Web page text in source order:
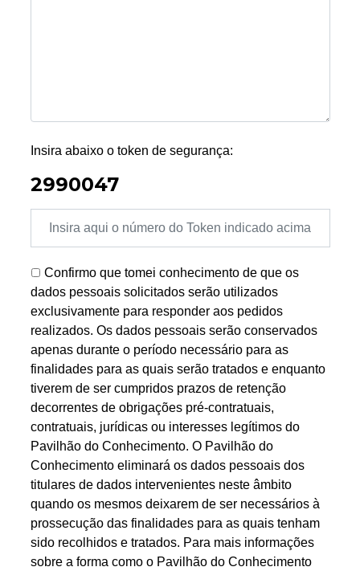
Insira abaixo o token de segurança:
2990047
Confirmo que tomei conhecimento de que os
dados pessoais solicitados serão utilizados
exclusivamente para responder aos pedidos
realizados. Os dados pessoais serão conservados
apenas durante o período necessário para as
finalidades para as quais serão tratados e enquanto
tiverem de ser cumpridos prazos de retenção
decorrentes de obrigações pré-contratuais,
contratuais, jurídicas ou interesses legítimos do
Pavilhão do Conhecimento. O Pavilhão do
Conhecimento eliminará os dados pessoais dos
titulares de dados intervenientes neste âmbito
quando os mesmos deixarem de ser necessários à
prossecução das finalidades para as quais tenham
sido recolhidos e tratados. Para mais informações
sobre a forma como o Pavilhão do Conhecimento